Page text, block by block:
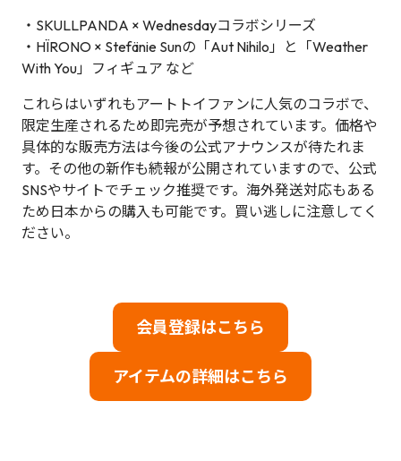
・SKULLPANDA × Wednesdayコラボシリーズ
・HÏRONO × Stefänie Sunの「Aut Nihilo」と「Weather
With You」フィギュア など
これらはいずれもアートトイファンに人気のコラボで、
限定生産されるため即完売が予想されています。価格や
具体的な販売方法は今後の公式アナウンスが待たれま
す。その他の新作も続報が公開されていますので、公式
SNSやサイトでチェック推奨です。海外発送対応もある
ため日本からの購入も可能です。買い逃しに注意してく
ださい。
会員登録はこちら
アイテムの詳細はこちら